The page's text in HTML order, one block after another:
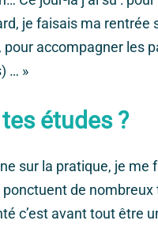
je faisais ma rentrée
accompagner les
… »
études ?
sur la pratique, je me
de nombreux
c’est avant tout être